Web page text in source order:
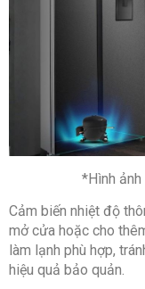
*Hình ảnh
Cảm biến nhiệt độ
mở cửa hoặc cho
làm lạnh phù hợp,
hiệu quả bảo quản.